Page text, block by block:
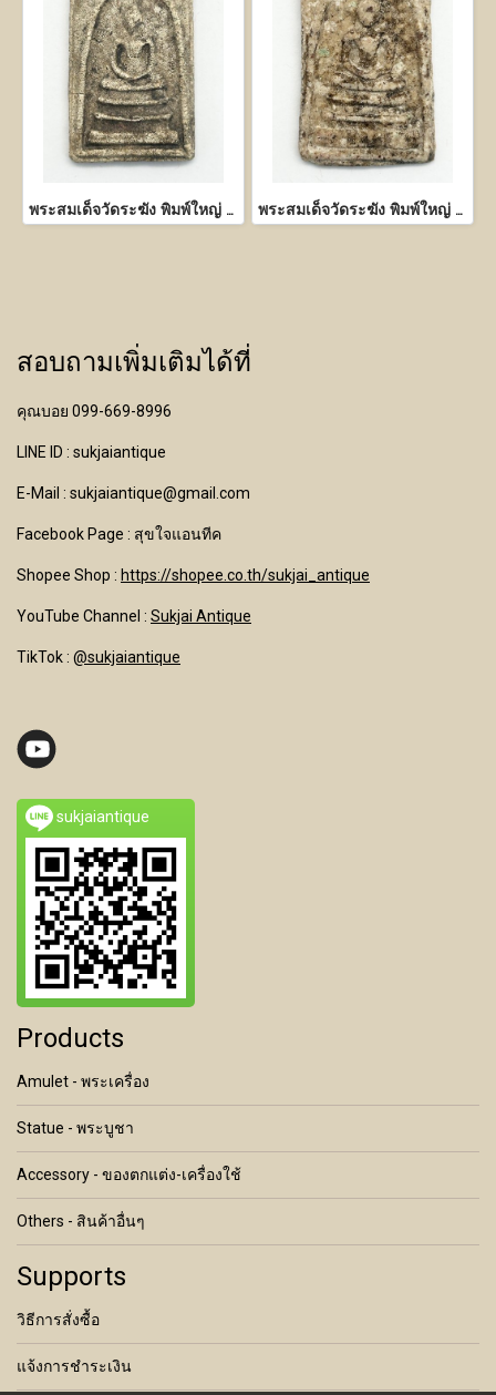
พระสมเด็จวัดระฆัง พิมพ์ใหญ่ เนื้อผงพุทธคุณ พระสมเด็จวัดระฆัง พิมพ์ใหญ่ เนื้อผงพุทธคุณ
สอบถามเพิ่มเติมได้ที่
คุณบอย 099-669-8996
LINE ID : sukjaiantique
E-Mail : sukjaiantique@gmail.com
Facebook Page : สุขใจแอนทีค
Shopee Shop : https://shopee.co.th/sukjai_antique
YouTube Channel : Sukjai Antique
TikTok : @sukjaiantique
sukjaiantique
Products
Amulet - พระเครื่อง
Statue - พระบูชา
Accessory - ของตกแต่ง-เครื่องใช้
Others - สินค้าอื่นๆ
Supports
วิธีการสั่งซื้อ
แจ้งการชำระเงิน